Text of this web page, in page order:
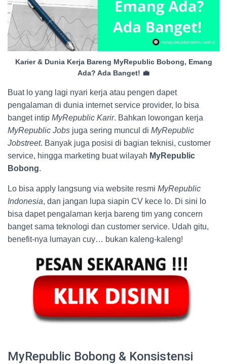
Karier & Dunia Kerja Bareng MyRepublic Bobong, Emang
Ada? Ada Banget! 💼
Buat lo yang lagi nyari kerja atau pengen dapet
pengalaman di dunia internet service provider, lo bisa
banget intip MyRepublic Karir. Bahkan lowongan kerja
MyRepublic Jobs juga sering muncul di MyRepublic
Jobstreet. Banyak juga posisi di bagian teknisi, customer
service, hingga marketing buat wilayah MyRepublic
Bobong.
Lo bisa apply langsung via website resmi MyRepublic
Indonesia, dan jangan lupa siapin CV kece lo. Di sini lo
bisa dapet pengalaman kerja bareng tim yang concern
banget sama teknologi dan customer service. Udah gitu,
benefit-nya lumayan cuy… bukan kaleng-kaleng!
MyRepublic Bobong & Konsistensi